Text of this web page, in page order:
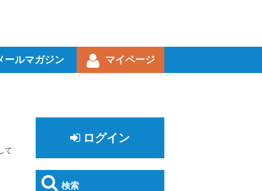
ールマガジン マイページ
て
ログイン
検索